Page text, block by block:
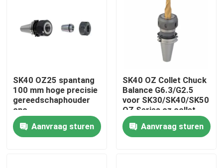
Huis
SK40 OZ25 spantang
100 mm hoge precisie
gereedschaphouder
cnc-
bewerkingsmachine
Aanvraag sturen
SK40 OZ Collet Chuck
Balance G6.3/G2.5
voor SK30/SK40/SK50
OZ Series oz collet
clamping tool
Aanvraag sturen